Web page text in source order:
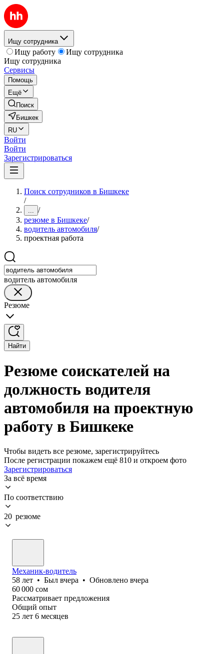
Ищу сотрудника
Ищу работу
Ищу сотрудника
Ищу сотрудника
Сервисы
Помощь
Ещё
Поиск
Бишкек
RU
Войти
Войти
Зарегистрироваться
Поиск сотрудников в Бишкеке
/
... /
резюме в Бишкеке/
водитель автомобиля/
проектная работа
водитель автомобиля
Резюме
Найти
Резюме соискателей на
должность водителя
автомобиля на проектную
работу в Бишкеке
Чтобы видеть все резюме, зарегистрируйтесь
После регистрации покажем ещё 810 и откроем фото
Зарегистрироваться
За всё время
По соответствию
20 резюме
Механик-водитель
58 лет • Был вчера • Обновлено вчера
60 000 сом
Рассматривает предложения
Общий опыт
25 лет 6 месяцев